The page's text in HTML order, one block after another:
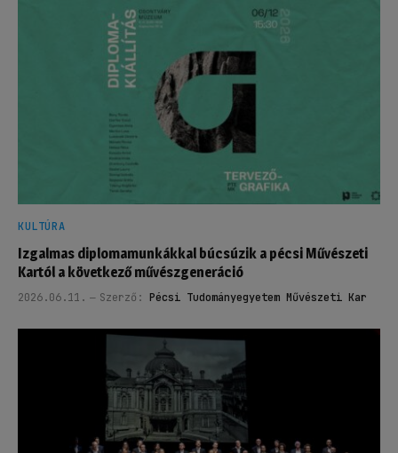
KULTÚRA
Izgalmas diplomamunkákkal búcsúzik a pécsi Művészeti
Kartól a következő művészgeneráció
2026.06.11. Szerző: Pécsi Tudományegyetem Művészeti Kar